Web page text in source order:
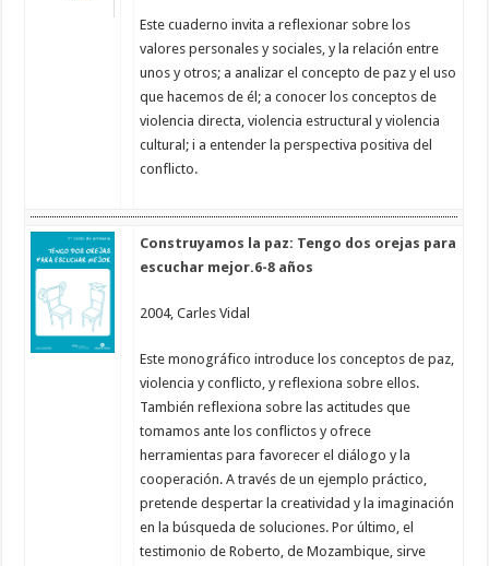
Este cuaderno invita a reflexionar sobre los
valores personales y sociales, y la relación entre
unos y otros; a analizar el concepto de paz y el uso
que hacemos de él; a conocer los conceptos de
violencia directa, violencia estructural y violencia
cultural; i a entender la perspectiva positiva del
conflicto.
Construyamos la paz: Tengo dos orejas para
escuchar mejor.6-8 años
2004, Carles Vidal
Este monográfico introduce los conceptos de paz,
violencia y conflicto, y reflexiona sobre ellos.
También reflexiona sobre las actitudes que
tomamos ante los conflictos y ofrece
herramientas para favorecer el diálogo y la
cooperación. A través de un ejemplo práctico,
pretende despertar la creatividad y la imaginación
en la búsqueda de soluciones. Por último, el
testimonio de Roberto, de Mozambique, sirve